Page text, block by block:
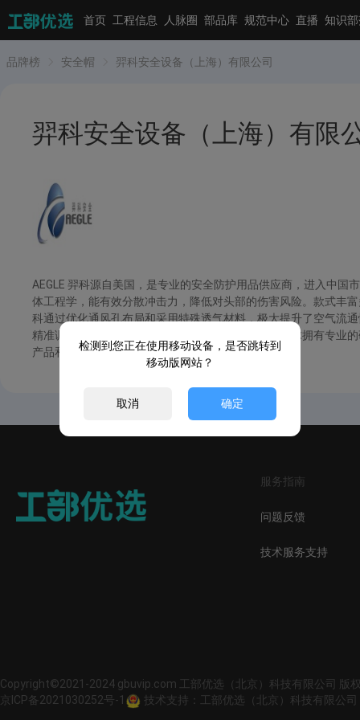
首页 工程信息 人脉圈 部品库 规范中心 直播 知识
品牌榜 安全帽 羿科安全设备（上海）有限公司
羿科安全设备（上海）有限
AEGLE 羿科源自美国，是专业的安全防护用品供应商，进入中
体工程学，能有效分散冲击力，降低对头部的伤害风险。款式丰
科通过优化通风孔布局和采用特殊透气材料，极大提升了空气流
精准调节至合适的松紧度，确保佩戴稳固。羿科在全球拥有专业
产品和服务，在安全防护领域树立了良好口碑。
服务指南
问题反馈
技术服务支持
Copyright©2021-2024 gbuvip.com 工部优选（北京）科技有限公司 版
京ICP备2021030252号-1
技术支持：工部优选（北京）科技有限公司
检测到您正在使用移动设备，是否跳转到
移动版网站？
取消 确定